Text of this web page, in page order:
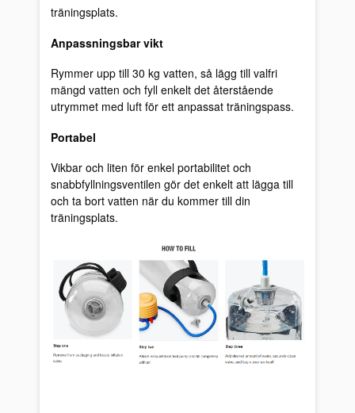
träningsplats.
Anpassningsbar vikt
Rymmer upp till 30 kg vatten, så lägg till valfri
mängd vatten och fyll enkelt det återstående
utrymmet med luft för ett anpassat träningspass.
Portabel
Vikbar och liten för enkel portabilitet och
snabbfyllningsventilen gör det enkelt att lägga till
och ta bort vatten när du kommer till din
träningsplats.